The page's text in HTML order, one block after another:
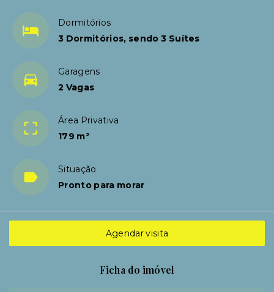
Dormitórios
3 Dormitórios, sendo 3 Suítes
Garagens
2 Vagas
Área Privativa
179 m²
Situação
Pronto para morar
Agendar visita
Ficha do imóvel